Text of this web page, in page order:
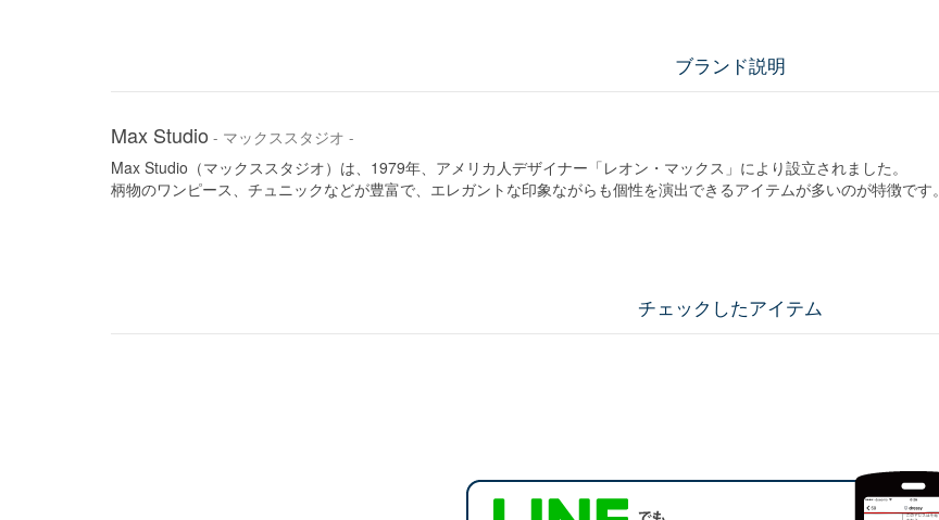
ブランド説明
Max Studio - マックススタジオ -
Max Studio（マックススタジオ）は、1979年、アメリカ人デザイナー「レオン・マックス」により設立されました。
柄物のワンピース、チュニックなどが豊富で、エレガントな印象ながらも個性を演出できるアイテムが多いのが特徴です。
チェックしたアイテム